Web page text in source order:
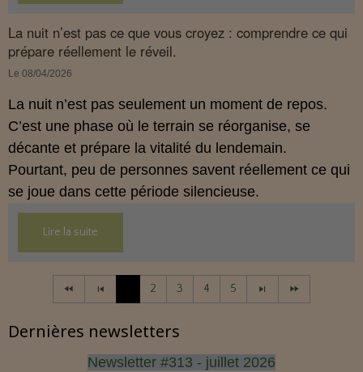
et conforme à la réglementation française de 2026.
La nuit n’est pas ce que vous croyez : comprendre ce qui
prépare réellement le réveil.
Le 08/04/2026
La nuit n’est pas seulement un moment de repos.
C’est une phase où le terrain se réorganise, se
décante et prépare la vitalité du lendemain.
Pourtant, peu de personnes savent réellement ce qui
se joue dans cette période silencieuse.
Lire la suite
2 3 4 5
Dernières newsletters
Newsletter #313 - juillet 2026